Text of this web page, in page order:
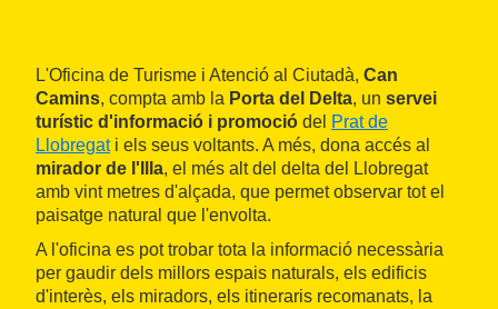
L'Oficina de Turisme i Atenció al Ciutadà, Can
Camins, compta amb la Porta del Delta, un servei
turístic d'informació i promoció del Prat de
Llobregati els seus voltants. A més, dona accés al
mirador de l'Illa, el més alt del delta del Llobregat
amb vint metres d'alçada, que permet observar tot el
paisatge natural que l'envolta.
A l'oficina es pot trobar tota la informació necessària
per gaudir dels millors espais naturals, els edificis
d'interès, els miradors, els itineraris recomanats, la